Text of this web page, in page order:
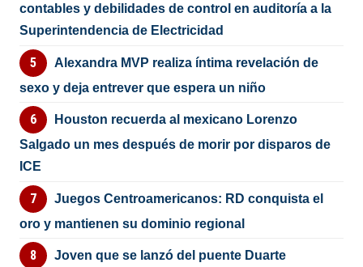
contables y debilidades de control en auditoría a la
Superintendencia de Electricidad
Alexandra MVP realiza íntima revelación de
sexo y deja entrever que espera un niño
Houston recuerda al mexicano Lorenzo
Salgado un mes después de morir por disparos de
ICE
Juegos Centroamericanos: RD conquista el
oro y mantienen su dominio regional
Joven que se lanzó del puente Duarte